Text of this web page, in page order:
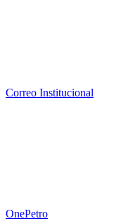
Correo Institucional
OnePetro